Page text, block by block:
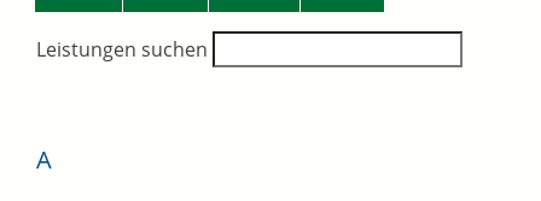
Leistungen suchen
A